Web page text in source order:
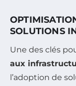
SOLUTIONS
Une des clés
aux
l’adoption de